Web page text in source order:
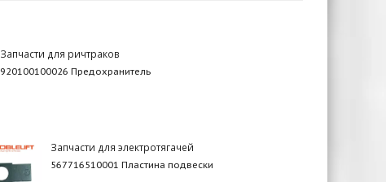
Запчасти для ричтраков
920100100026 Предохранитель
Запчасти для электротягачей
567716510001 Пластина подвески